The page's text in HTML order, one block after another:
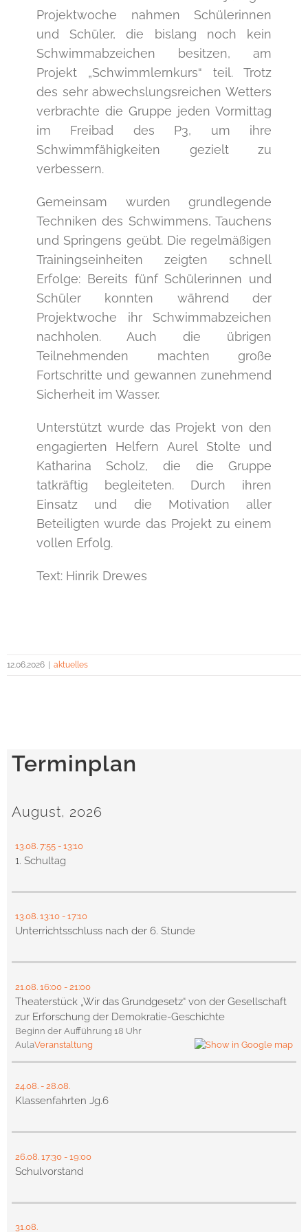
Projektwoche nahmen Schülerinnen
und Schüler, die bislang noch kein
Schwimmabzeichen besitzen, am
Projekt „Schwimmlernkurs“ teil. Trotz
des sehr abwechslungsreichen Wetters
verbrachte die Gruppe jeden Vormittag
im Freibad des P3, um ihre
Schwimmfähigkeiten gezielt zu
verbessern.
Gemeinsam wurden grundlegende
Techniken des Schwimmens, Tauchens
und Springens geübt. Die regelmäßigen
Trainingseinheiten zeigten schnell
Erfolge: Bereits fünf Schülerinnen und
Schüler konnten während der
Projektwoche ihr Schwimmabzeichen
nachholen. Auch die übrigen
Teilnehmenden machten große
Fortschritte und gewannen zunehmend
Sicherheit im Wasser.
Unterstützt wurde das Projekt von den
engagierten Helfern Aurel Stolte und
Katharina Scholz, die die Gruppe
tatkräftig begleiteten. Durch ihren
Einsatz und die Motivation aller
Beteiligten wurde das Projekt zu einem
vollen Erfolg.
Text: Hinrik Drewes
12.06.2026 | aktuelles
Terminplan
August, 2026
13.08. 7:55 - 13:10
1. Schultag
13.08. 13:10 - 17:10
Unterrichtsschluss nach der 6. Stunde
21.08. 16:00 - 21:00
Theaterstück „Wir das Grundgesetz“ von der Gesellschaft
zur Erforschung der Demokratie-Geschichte
Beginn der Aufführung 18 Uhr
AulaVeranstaltung
24.08. - 28.08.
Klassenfahrten Jg.6
26.08. 17:30 - 19:00
Schulvorstand
31.08.